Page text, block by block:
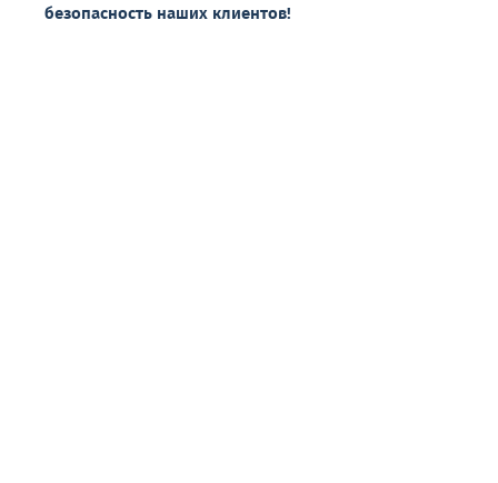
безопасность наших клиентов!